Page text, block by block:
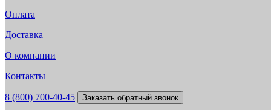
Оплата
Доставка
О компании
Контакты
8 (800) 700-40-45 Заказать обратный звонок